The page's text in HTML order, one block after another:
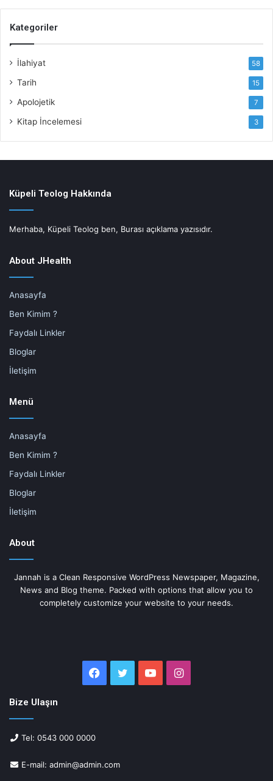
Kategoriler
İlahiyat 58
Tarih 15
Apolojetik 7
Kitap İncelemesi 3
Küpeli Teolog Hakkında
Merhaba, Küpeli Teolog ben, Burası açıklama yazısıdır.
About JHealth
Anasayfa
Ben Kimim ?
Faydalı Linkler
Bloglar
İletişim
Menü
Anasayfa
Ben Kimim ?
Faydalı Linkler
Bloglar
İletişim
About
Jannah is a Clean Responsive WordPress Newspaper, Magazine,
News and Blog theme. Packed with options that allow you to
completely customize your website to your needs.
Facebook
Twitter YouTubeInstagram
Bize Ulaşın
Tel: 0543 000 0000
E-mail: admin@admin.com